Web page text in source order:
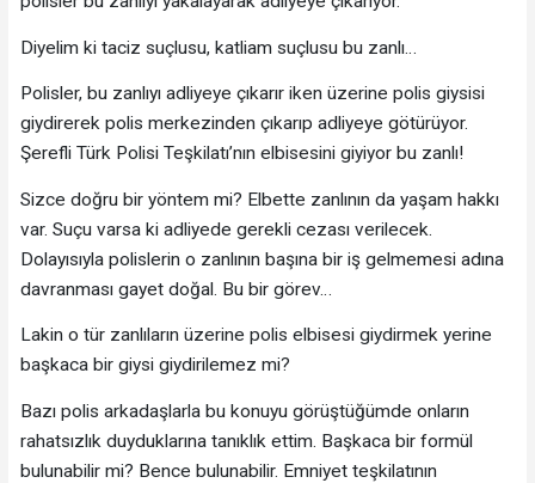
Diyelim ki taciz suçlusu, katliam suçlusu bu zanlı…
Polisler, bu zanlıyı adliyeye çıkarır iken üzerine polis giysisi
giydirerek polis merkezinden çıkarıp adliyeye götürüyor.
Şerefli Türk Polisi Teşkilatı’nın elbisesini giyiyor bu zanlı!
Sizce doğru bir yöntem mi? Elbette zanlının da yaşam hakkı
var. Suçu varsa ki adliyede gerekli cezası verilecek.
Dolayısıyla polislerin o zanlının başına bir iş gelmemesi adına
davranması gayet doğal. Bu bir görev…
Lakin o tür zanlıların üzerine polis elbisesi giydirmek yerine
başkaca bir giysi giydirilemez mi?
Bazı polis arkadaşlarla bu konuyu görüştüğümde onların
rahatsızlık duyduklarına tanıklık ettim. Başkaca bir formül
bulunabilir mi? Bence bulunabilir. Emniyet teşkilatının